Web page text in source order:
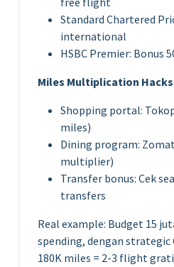
Standard Chartered
international
HSBC Premier: Bonus
Miles Multiplication Hacks:
Shopping portal:
miles)
Dining program:
multiplier)
Transfer bonus: Cek
transfers
Real example: Budget 15
spending, dengan strategic
180K miles = 2-3 flight